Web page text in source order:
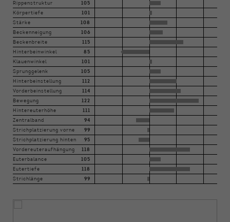
Rippenstruktur 105
Körpertiefe 101
Stärke 108
Beckenneigung 106
Beckenbreite 115
Hinterbeinwinkel 85
Klauenwinkel 101
Sprunggelenk 105
Hinterbeinstellung 112
Vorderbeinstellung 114
Bewegung 122
Hintereuterhöhe 111
Zentralband 94
Strichplatzierung vorne 99
Strichplatzierung hinten 95
Vordereuteraufhängung 118
Euterbalance 105
Eutertiefe 118
Strichlänge 99